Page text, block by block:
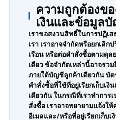
ความถูกต้องขอ
เงินและข้อมูล
เราขอสงวนสิทธิ์ในการปฏิเ
เรา เราอาจจำกัดหรือยกเลิ
เรือน หรือต่อคำสั่งซื้อตามดุล
เดียว ข้อจำกัดเหล่านี้อาจรว
ภายใต้บัญชีลูกค้าเดียวกัน บั
คำสั่งซื้อที่ใช้ที่อยู่เรียกเก็บเงิ
เดียวกัน ในกรณีที่เราทำการ
สั่งซื้อ เราอาจพยายามแจ้งใ
อีเมลและ/หรือที่อยู่เรียกเก็บ